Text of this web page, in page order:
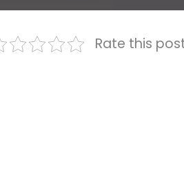
Rate this